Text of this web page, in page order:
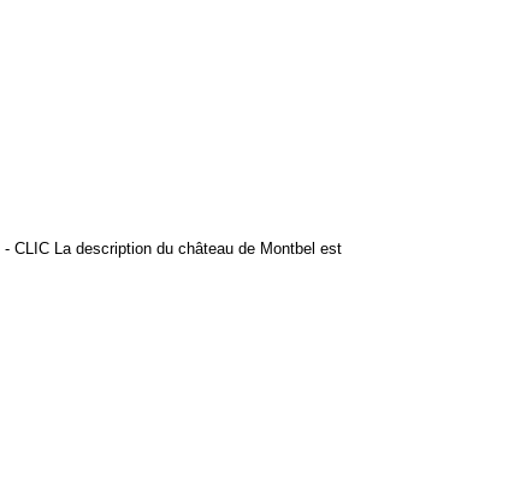
CLIC La description du château de Montbel est